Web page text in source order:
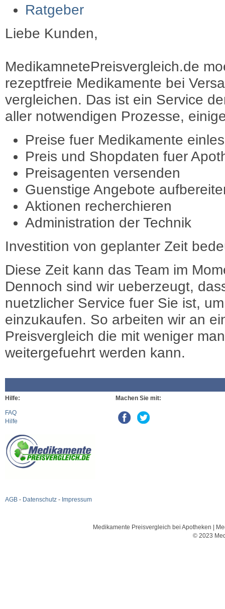
Ratgeber
Liebe Kunden,
MedikamnetePreisvergleich.de
rezeptfreie Medikamente bei
vergleichen. Das ist ein Service
aller notwendigen Prozesse,
Preise fuer Medikamente
Preis und Shopdaten fuer
Preisagenten versenden
Guenstige Angebote
Aktionen recherchieren
Administration der Technik
Investition von geplanter Zeit
Diese Zeit kann das Team im
Dennoch sind wir ueberzeugt,
nuetzlicher Service fuer Sie ist,
einzukaufen. So arbeiten wir an
Preisvergleich die mit weniger
weitergefuehrt werden kann.
Hilfe:
FAQ
Hilfe
AGB - Datenschutz - Impressum
Machen Sie mit:
Medikamente Preisvergleich bei Apotheken |
© 2023